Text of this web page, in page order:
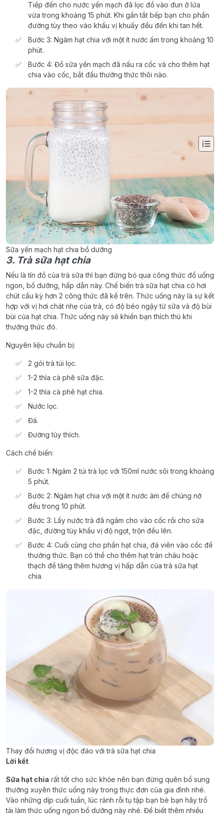
Tiếp đến cho nước yến mạch đã lọc đổ vào đun ở lửa
vừa trong khoảng 15 phút. Khi gần tắt bếp bạn cho phần
đường tùy theo vào khẩu vị khuấy đều đến khi tan hết.
Bước 3: Ngâm hạt chia với một ít nước ấm trong khoảng 10
phút.
Bước 4: Đổ sữa yến mạch đã nấu ra cốc và cho thêm hạt
chia vào cốc, bắt đầu thưởng thức thôi nào.
Sữa yến mạch hạt chia bổ dưỡng
3. Trà sữa hạt chia
Nếu là tín đồ của trà sữa thì bạn đừng bỏ qua công thức đồ uống
ngon, bổ dưỡng, hấp dẫn này. Chế biến trà sữa hạt chia có hơi
chút cầu kỳ hơn 2 công thức đã kể trên. Thức uống này là sự kết
hợp với vị hơi chát nhẹ của trà, có độ béo ngậy từ sữa và độ bùi
bùi của hạt chia. Thức uống này sẽ khiến bạn thích thú khi
thưởng thức đó.
Nguyên liệu chuẩn bị:
2 gói trà túi lọc.
1-2 thìa cà phê sữa đặc.
1-2 thìa cà phê hạt chia.
Nước lọc.
Đá.
Đường tùy thích.
Cách chế biến:
Bước 1: Ngâm 2 túi trà lọc với 150ml nước sôi trong khoảng
5 phút.
Bước 2: Ngâm hạt chia với một ít nước âm để chúng nở
đều trong 10 phút.
Bước 3: Lấy nước trà đã ngâm cho vào cốc rồi cho sữa
đặc, đường tùy khẩu vị độ ngọt, trộn đều lên.
Bước 4: Cuối cùng cho phần hạt chia, đá viên vào cốc để
thưởng thức. Bạn có thể cho thêm hạt trân châu hoặc
thạch để tăng thêm hương vị hấp dẫn của trà sữa hạt
chia.
Thay đổi hương vị độc đáo với trà sữa hạt chia
Lời kết
Sữa hạt chia rất tốt cho sức khỏe nên bạn đừng quên bổ sung
thường xuyên thức uống này trong thực đơn của gia đình nhé.
Vào những dịp cuối tuần, lúc rảnh rỗi tụ tập bạn bè bạn hãy trổ
tài làm thức uống ngon bổ dưỡng này nhé. Để biết thêm nhiều